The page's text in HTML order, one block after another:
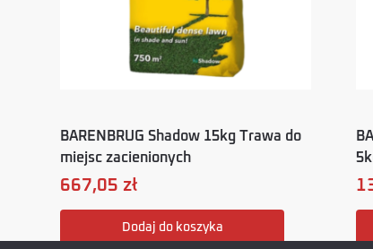
BARENBRUG Shadow 15kg Trawa do
miejsc zacienionych
667,05 zł
Dodaj do koszyka